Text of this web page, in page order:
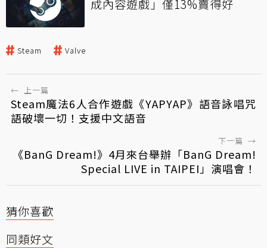
成內容遊戲」僅13%賣得好
Steam Valve
← 上一篇
Steam魔法6人合作遊戲《YAPYAP》語音詠唱咒
語破壞一切！支援中文語音
下一篇 →
《BanG Dream!》4月來台舉辦「BanG Dream!
Special LIVE in TAIPEI」演唱會！
猜你喜歡
同類好文